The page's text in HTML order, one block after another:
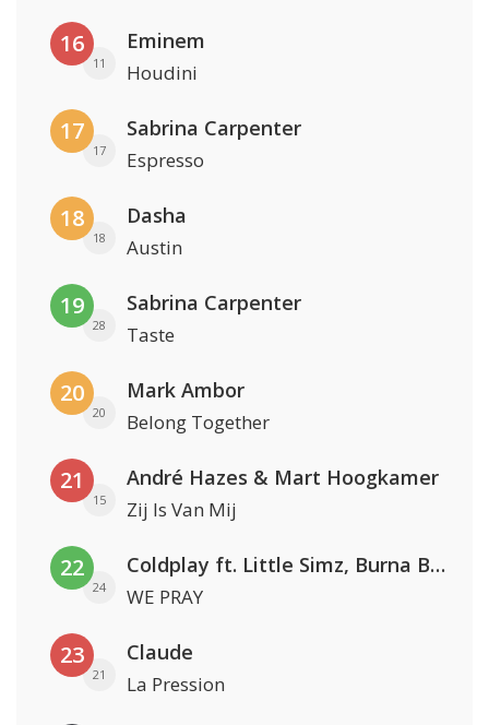
16
11
Eminem
Houdini
17
17
Sabrina Carpenter
Espresso
18
18
Dasha
Austin
19
28
Sabrina Carpenter
Taste
20
20
Mark Ambor
Belong Together
21
15
André Hazes & Mart Hoogkamer
Zij Is Van Mij
22
24
Coldplay ft. Little Simz, Burna Boy, Elyanna & Tini
WE PRAY
23
21
Claude
La Pression